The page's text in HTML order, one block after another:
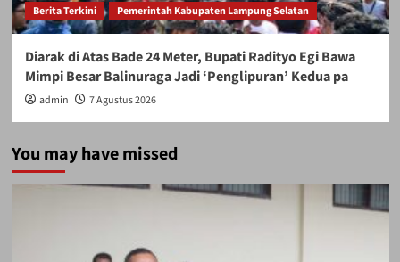
Berita Terkini Pemerintah Kabupaten Lampung Selatan
Diarak di Atas Bade 24 Meter, Bupati Radityo Egi Bawa
Mimpi Besar Balinuraga Jadi ‘Penglipuran’ Kedua pa
admin 7 Agustus 2026
You may have missed